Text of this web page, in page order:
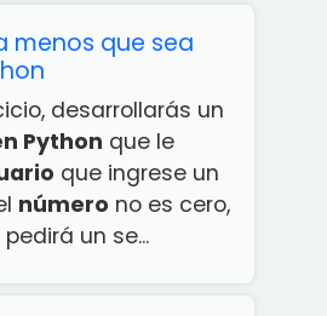
menos que sea
desarrollarás un
Python que le
que ingrese un
número no es cero,
un se...